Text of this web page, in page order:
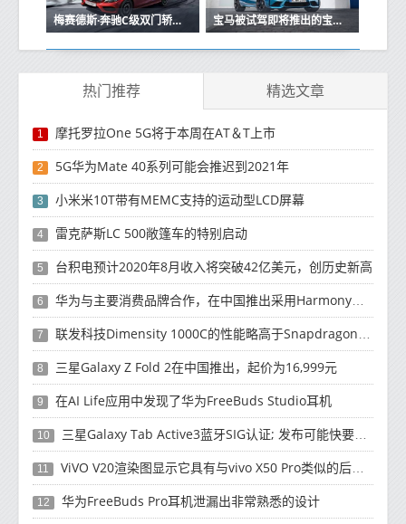
梅赛德斯·奔驰C级双门轿跑车的原型版已在德国亮相 宝马被试驾即将推出的宝马M2高性能双门轿跑车的原型版本
热门推荐 精选文章
1 摩托罗拉One 5G将于本周在AT＆T上市
2 5G华为Mate 40系列可能会推迟到2021年
3 小米米10T带有MEMC支持的运动型LCD屏幕
4 雷克萨斯LC 500敞篷车的特别启动
5 台积电预计2020年8月收入将突破42亿美元，创历史新高
6 华为与主要消费品牌合作，在中国推出采用HarmonyOS 2.0的智能家居产品
7 联发科技Dimensity 1000C的性能略高于Snapdragon 765G
8 三星Galaxy Z Fold 2在中国推出，起价为16,999元
9 在AI Life应用中发现了华为FreeBuds Studio耳机
10 三星Galaxy Tab Active3蓝牙SIG认证; 发布可能快要结束了
11 ViVO V20渲染图显示它具有与vivo X50 Pro类似的后部设计
12 华为FreeBuds Pro耳机泄漏出非常熟悉的设计